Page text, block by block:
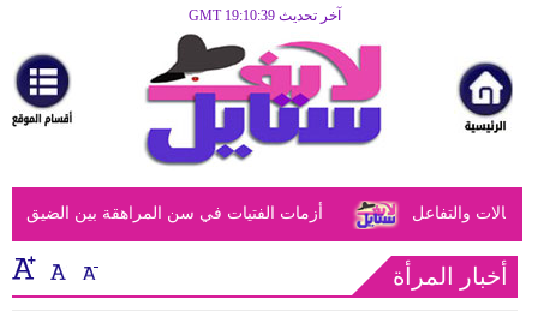
آخر تحديث GMT 19:10:39
مرأة
أزياء
أزياء
إسلامية
فن
أزمات الفتيات في سن المراهقة بين الضيق والتفاعل
أخبار المرأة